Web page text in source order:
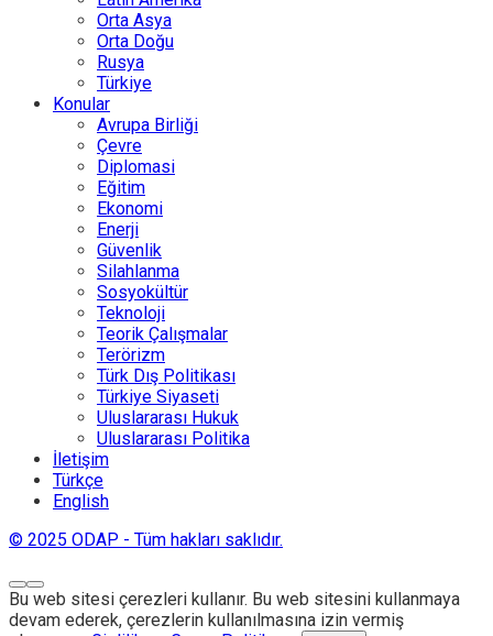
Orta Asya
Orta Doğu
Rusya
Türkiye
Konular
Avrupa Birliği
Çevre
Diplomasi
Eğitim
Ekonomi
Enerji
Güvenlik
Silahlanma
Sosyokültür
Teknoloji
Teorik Çalışmalar
Terörizm
Türk Dış Politikası
Türkiye Siyaseti
Uluslararası Hukuk
Uluslararası Politika
İletişim
Türkçe
English
© 2025 ODAP - Tüm hakları saklıdır.
Bu web sitesi çerezleri kullanır. Bu web sitesini kullanmaya
devam ederek, çerezlerin kullanılmasına izin vermiş